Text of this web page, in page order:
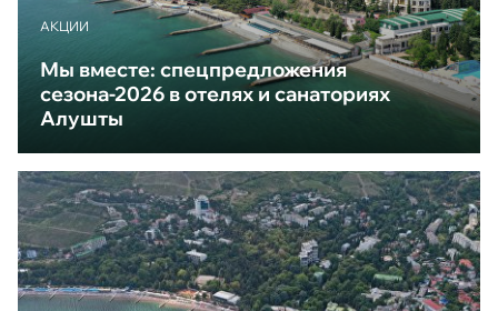
АКЦИИ
Мы вместе: спецпредложения
сезона-2026 в отелях и санаториях
Алушты